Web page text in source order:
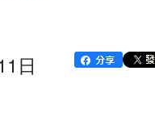
日